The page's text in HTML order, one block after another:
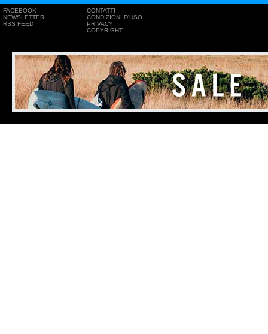
FACEBOOK
NEWSLETTER
RSS FEED
CONTATTI
CONDIZIONI D'USO
PRIVACY
COPYRIGHT